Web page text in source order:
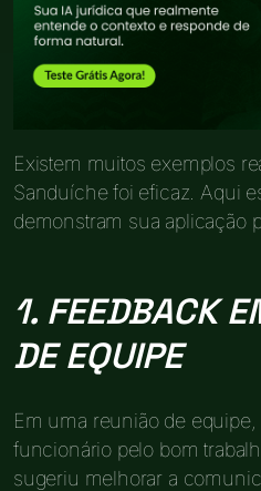
Existem muitos exemplos
Sanduíche foi eficaz. Aqui
demonstram sua aplicação
1. FEEDBACK
DE EQUIPE
Em uma reunião de
funcionário pelo bom
sugeriu melhorar a